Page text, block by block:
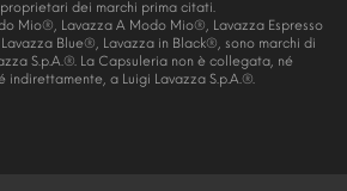
dei marchi prima citati.
Mio®, Lavazza A Modo Mio®, Lavazza Espresso
Blue®, Lavazza in Black®, sono marchi di
S.p.A.®. La Capsuleria non è collegata, né
indirettamente, a Luigi Lavazza S.p.A.®.